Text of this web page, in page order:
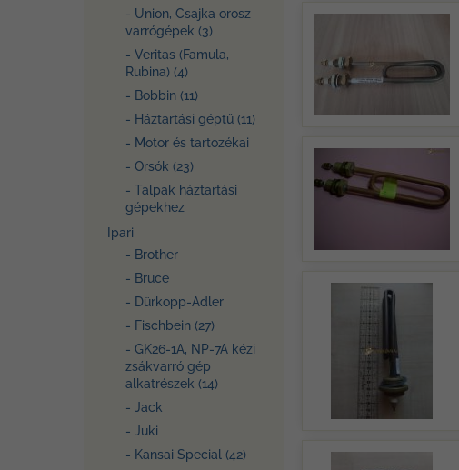
- Union, Csajka orosz
varrógépek (3)
- Veritas (Famula,
Rubina) (4)
- Bobbin (11)
- Háztartási géptű (11)
- Motor és tartozékai
- Orsók (23)
- Talpak háztartási
gépekhez
Ipari
- Brother
- Bruce
- Dürkopp-Adler
- Fischbein (27)
- GK26-1A, NP-7A kézi
zsákvarró gép
alkatrészek (14)
- Jack
- Juki
- Kansai Special (42)